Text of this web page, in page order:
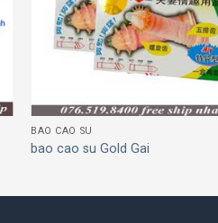
BAO CAO SU
bao cao su Gold Gai